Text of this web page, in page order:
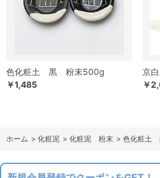
色化粧土 黒 粉末500g
￥1,485
京
￥
ホーム > 化粧泥 > 化粧泥 粉末 > 色化粧土